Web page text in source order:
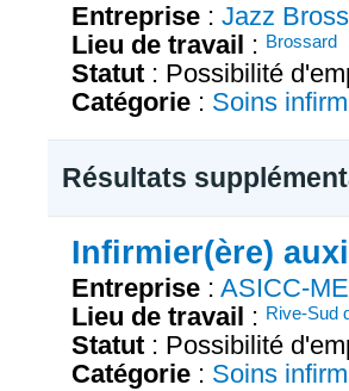
Entreprise : Jazz
Lieu de travail : Brossard
Statut : Possibilité
Catégorie : Soins
Résultats
Infirmier(ère)
Entreprise : ASICC-
Lieu de travail : Rive-Sud
Statut : Possibilité
Catégorie : Soins